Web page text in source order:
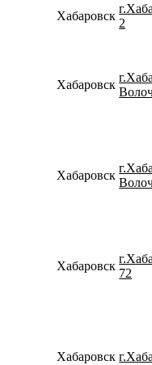
Хабаровск
2
Хабаровск
Хабаровск
Хабаровск
72
Хабаровск